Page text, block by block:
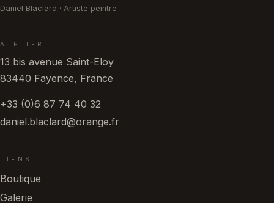
Daniel Blaclard · Artiste peintre
ATELIER
13 bis avenue Saint-Eloy
83440 Fayence, France
+33 (0)6 87 74 40 32
daniel.blaclard@orange.fr
LIENS
Boutique
Galerie